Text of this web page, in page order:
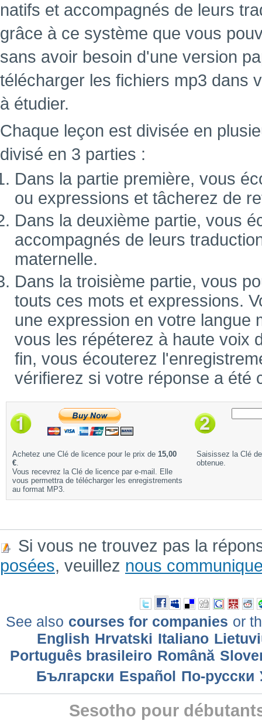
natifs et accompagnés de leurs
grâce à ce système que vous
sans avoir besoin d'une version
télécharger les fichiers mp3 dans
à étudier.
Chaque leçon est divisée en
divisé en 3 parties :
Dans la partie première, vous
ou expressions et tâcherez de
Dans la deuxième partie, vous
accompagnés de leurs
maternelle.
Dans la troisième partie, vous
touts ces mots et expressions.
une expression en votre langue
vous les répéterez à haute voix
fin, vous écouterez
vérifierez si votre réponse a été
Achetez une Clé de licence pour le prix de 15,00
€.
Vous recevrez la Clé de licence par e-mail. Elle
vous permettra de télécharger les enregistrements
au format MP3.
Saisissez la Clé
obtenue.
Si vous ne trouvez pas la
posées, veuillez nous
See also courses for companies or
English Hrvatski Italiano
Português brasileiro Română
Български Еspañol По-русски
Sesotho pour